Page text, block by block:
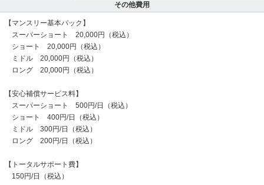
その他費用
【マンスリー基本パック】
スーパーショート 20,000円（税込）
ショート 20,000円（税込）
ミドル 20,000円（税込）
ロング 20,000円（税込）
【安心補償サービス料】
スーパーショート 500円/日（税込）
ショート 400円/日（税込）
ミドル 300円/日（税込）
ロング 200円/日（税込）
【トータルサポート費】
150円/日（税込）